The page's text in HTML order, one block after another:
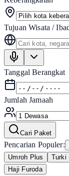
Tujuan Wisata /
Tanggal Berangkat
Jumlah Jamaah
Cari Paket
Pencarian Populer:
Umroh Plus
Turki
Haji Furoda